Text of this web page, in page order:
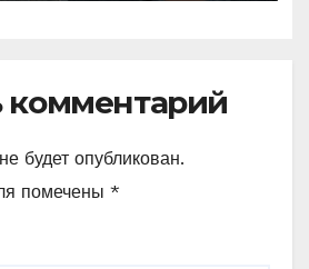
комментарий
будет опубликован.
помечены *